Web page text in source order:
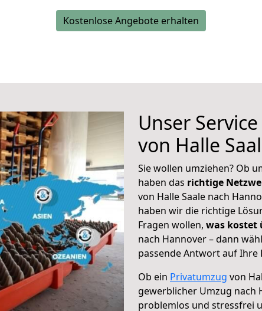
Kostenlose Angebote erhalten
Unser
von Halle
Sie wollen umziehen? Ob
haben das richtige
von Halle Saale nach
haben wir die richtige
Fragen wollen, was kostet
nach Hannover – dann
passende Antwort auf Ihre
Ob ein Privatumzug von
gewerblicher Umzug nach
problemlos und stressfrei